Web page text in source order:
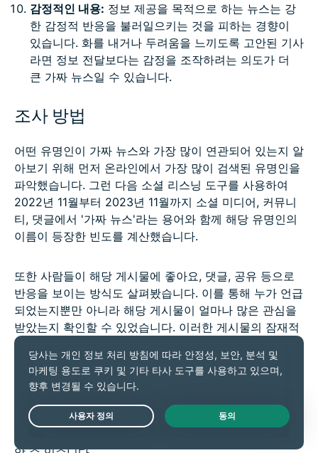
감정적인 내용: 정보 제공을 목적으로 하는 뉴스는 강
한 감정적 반응을 불러일으키는 것을 피하는 경향이
있습니다. 화를 내거나 두려움을 느끼도록 고안된 기사
라면 정보 전달보다는 감정을 조작하려는 의도가 더
큰 가짜 뉴스일 수 있습니다.
조사 방법
어떤 유명인이 가짜 뉴스와 가장 많이 연관되어 있는지 알
아보기 위해 먼저 온라인에서 가장 많이 검색된 유명인을
파악했습니다. 그런 다음 소셜 리스닝 도구를 사용하여
2022년 11월부터 2023년 11월까지 소셜 미디어, 커뮤니
티, 댓글에서 '가짜 뉴스'라는 용어와 함께 해당 유명인의
이름이 등장한 빈도를 계산했습니다.
또한 사람들이 해당 게시물에 좋아요, 댓글, 공유 등으로
반응을 보이는 방식도 살펴봤습니다. 이를 통해 누가 언급
되었는지뿐만 아니라 해당 게시물이 얼마나 많은 관심을
받았는지 확인할 수 있었습니다. 이러한 게시물의 잠재적
도달 범위는 실제 관여도의 최대 20배에 달할 것으로 추
정됩니다.
관여도를 보였는지에 따라 유명인의 순위를 매겼습니다.
Live Chat